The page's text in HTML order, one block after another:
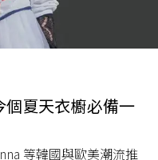
夏天衣櫥必備一
等韓國與歐美潮流推